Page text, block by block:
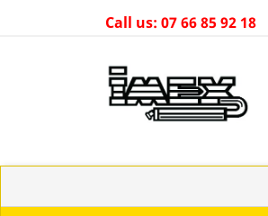
Call us: 07 66 85 92 18